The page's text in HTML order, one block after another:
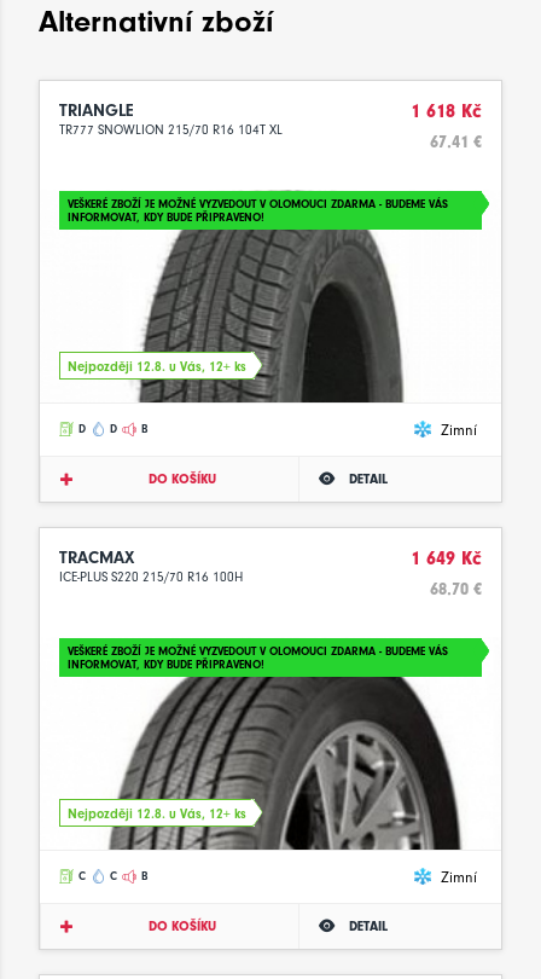
Alternativní zboží
TRIANGLE
TR777 SNOWLION 215/70 R16 104T XL
1 618 Kč
67.41 €
VEŠKERÉ ZBOŽÍ JE MOŽNÉ VYZVEDOUT V OLOMOUCI ZDARMA - BUDEME VÁS
INFORMOVAT, KDY BUDE PŘIPRAVENO!
Nejpozději 12.8. u Vás, 12+ ks
D D B Zimní
DO KOŠÍKU DETAIL
TRACMAX
ICE-PLUS S220 215/70 R16 100H
1 649 Kč
68.70 €
VEŠKERÉ ZBOŽÍ JE MOŽNÉ VYZVEDOUT V OLOMOUCI ZDARMA - BUDEME VÁS
INFORMOVAT, KDY BUDE PŘIPRAVENO!
Nejpozději 12.8. u Vás, 12+ ks
C C B Zimní
DO KOŠÍKU DETAIL